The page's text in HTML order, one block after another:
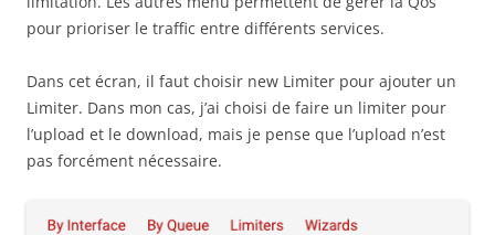
pour prioriser le traffic entre différents services.
Dans cet écran, il faut choisir new Limiter pour ajouter un
Limiter. Dans mon cas, j’ai choisi de faire un limiter pour
l’upload et le download, mais je pense que l’upload n’est
pas forcément nécessaire.